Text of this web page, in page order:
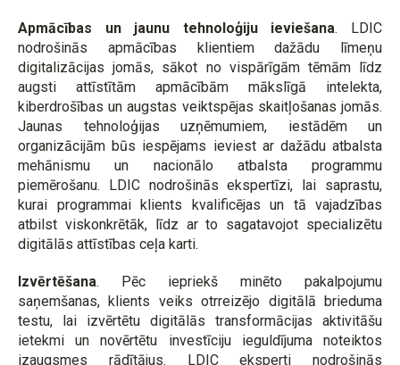
Apmācības un jaunu tehnoloģiju ieviešana. LDIC
nodrošinās apmācības klientiem dažādu līmeņu
digitalizācijas jomās, sākot no vispārīgām tēmām līdz
augsti attīstītām apmācībām mākslīgā intelekta,
kiberdrošības un augstas veiktspējas skaitļošanas jomās.
Jaunas tehnoloģijas uzņēmumiem, iestādēm un
organizācijām būs iespējams ieviest ar dažādu atbalsta
mehānismu un nacionālo atbalsta programmu
piemērošanu. LDIC nodrošinās ekspertīzi, lai saprastu,
kurai programmai klients kvalificējas un tā vajadzības
atbilst viskonkrētāk, līdz ar to sagatavojot specializētu
digitālās attīstības ceļa karti.
Izvērtēšana. Pēc iepriekš minēto pakalpojumu
saņemšanas, klients veiks otrreizējo digitālā brieduma
testu, lai izvērtētu digitālās transformācijas aktivitāšu
ietekmi un novērtētu investīciju ieguldījuma noteiktos
izaugsmes rādītājus. LDIC eksperti nodrošinās